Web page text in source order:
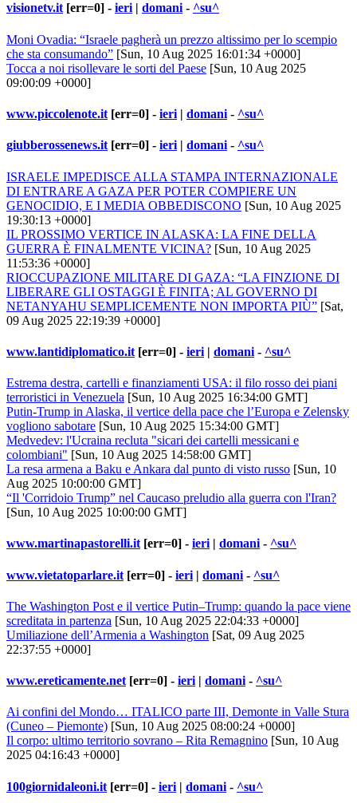
visionetv.it[err=0] - ieri| domani- ^su^
Moni Ovadia: “Israele pagherà un prezzo altissimo per lo scempio
che sta consumando” [Sun, 10 Aug 2025 16:01:34 +0000]
Tocca a noi risollevare le sorti del Paese [Sun, 10 Aug 2025
09:00:09 +0000]
www.piccolenote.it [err=0] - ieri | domani - ^su^
giubberossenews.it [err=0] - ieri | domani - ^su^
ISRAELE IMPEDISCE ALLA STAMPA INTERNAZIONALE
DI ENTRARE A GAZA PER POTER COMPIERE UN
GENOCIDIO, E I MEDIA OBBEDISCONO [Sun, 10 Aug 2025
19:30:13 +0000]
IL PROSSIMO VERTICE IN ALASKA: LA FINE DELLA
GUERRA È FINALMENTE VICINA? [Sun, 10 Aug 2025
11:53:36 +0000]
RIOCCUPAZIONE MILITARE DI GAZA: “LA FINZIONE DI
LIBERARE GLI OSTAGGI È FINITA; AL GOVERNO DI
NETANYAHU SEMPLICEMENTE NON IMPORTA PIÙ” [Sat,
09 Aug 2025 22:19:39 +0000]
www.lantidiplomatico.it [err=0] - ieri | domani - ^su^
Estrema destra, cartelli e finanziamenti USA: il filo rosso dei piani
terroristici in Venezuela [Sun, 10 Aug 2025 16:34:00 GMT]
Putin-Trump in Alaska, il vertice della pace che l’Europa e Zelensky
vogliono sabotare [Sun, 10 Aug 2025 15:34:00 GMT]
Medvedev: l'Ucraina recluta "sicari dei cartelli messicani e
colombiani" [Sun, 10 Aug 2025 14:58:00 GMT]
La resa armena a Baku e Ankara dal punto di visto russo [Sun, 10
Aug 2025 10:00:00 GMT]
“Il 'Corridoio Trump” nel Caucaso preludio alla guerra con l'Iran?
[Sun, 10 Aug 2025 10:00:00 GMT]
www.martinapastorelli.it [err=0] - ieri | domani - ^su^
www.vietatoparlare.it [err=0] - ieri | domani - ^su^
The Washington Post e il vertice Putin–Trump: quando la pace viene
screditata in partenza [Sun, 10 Aug 2025 22:04:33 +0000]
Umiliazione dell’Armenia a Washington [Sat, 09 Aug 2025
22:37:55 +0000]
www.ereticamente.net [err=0] - ieri | domani - ^su^
Ai confini del Mondo… ITALICO parte III, Demonte in Valle Stura
(Cuneo – Piemonte) [Sun, 10 Aug 2025 08:00:24 +0000]
Il corpo: ultimo territorio sovrano – Rita Remagnino [Sun, 10 Aug
2025 04:16:43 +0000]
100giornidaleoni.it [err=0] - ieri | domani - ^su^